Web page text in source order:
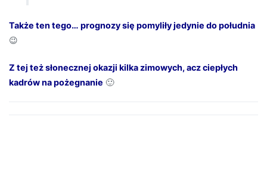
Także ten tego… prognozy się pomyliły jedynie do południa
😉
Z tej też słonecznej okazji kilka zimowych, acz ciepłych
kadrów na pożegnanie 🙂